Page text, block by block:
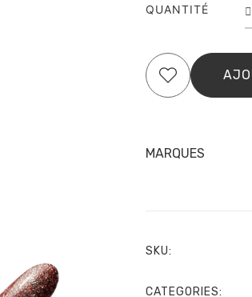
QUANTITÉ
MARQUES
SKU:
CATEGORIES: